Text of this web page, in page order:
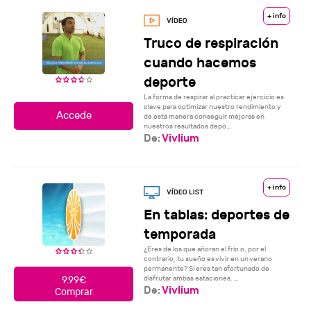
+ info
Truco de respiración
cuando hacemos
deporte
La forma de respirar al practicar ejercicio es
clave para optimizar nuestro rendimiento y
de esta manera conseguir mejoras en
nuestros resultados depo...
De:Vivlium
9.99€
Comprar
+ info
En tablas: deportes de
temporada
¿Eres de los que añoran el frío o, por el
contrario, tu sueño es vivir en un verano
permanente? Si eres tan afortunado de
disfrutar ambas estaciones, ...
De:Vivlium